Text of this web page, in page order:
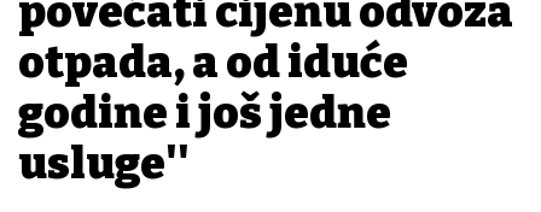
povećati cijenu odvoza
otpada, a od iduće
godine i još jedne
usluge''